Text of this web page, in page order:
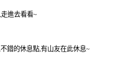
走進去看看~
不錯的休息點 有山友在此休息~